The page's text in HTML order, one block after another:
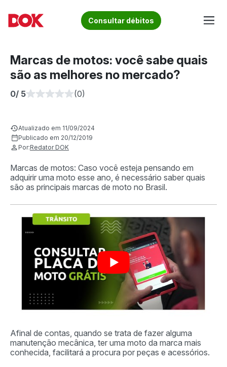
content
Acesse o Blog e conheça todos os nossos artigos | DOK
Fique por dentro de artigos sobre o trânsito brasileiro!
Conheça informações sobre licenciamento, ipva, multas e
Consultar débitos
Marcas de motos: você sabe quais
são as melhores no mercado?
0/ 5 (0)
Atualizado em 11/09/2024
Publicado em 20/12/2019
Por:Redator DOK
Marcas de motos: Caso você esteja pensando em
adquirir uma moto esse ano, é necessário saber quais
são as principais marcas de moto no Brasil.
Afinal de contas, quando se trata de fazer alguma
manutenção mecânica, ter uma moto da marca mais
conhecida, facilitará a procura por peças e acessórios.